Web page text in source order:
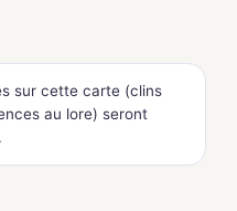
sur cette carte (clins
au lore) seront